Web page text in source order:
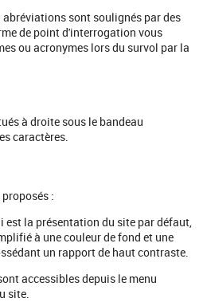
sont soulignés par des
de point d'interrogation vous
ou acronymes lors du survol par la
à droite sous le bandeau
caractères.
:
est la présentation du site par défaut,
à une couleur de fond et une
un rapport de haut contraste.
accessibles depuis le menu
site.